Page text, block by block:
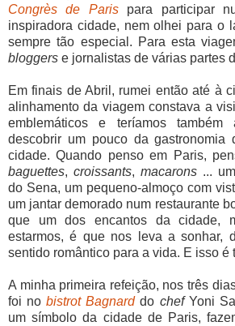
Congrès de Parispara participar
inspiradora cidade, nem olhei para o
sempre tão especial. Para esta
bloggers e jornalistas de várias partes
Em finais de Abril, rumei então até à
alinhamento da viagem constava a
emblemáticos e teríamos
descobrir um pouco da gastronomia
cidade. Quando penso em Paris,
baguettes, croissants, macarons ...
do Sena, um pequeno-almoço com
um jantar demorado num restaurante
que um dos encantos da cidade,
estarmos, é que nos leva a sonhar,
sentido romântico para a vida. E isso é
A minha primeira refeição, nos três
foi nobistrot Bagnarddo chefYoni
um símbolo da cidade de Paris,